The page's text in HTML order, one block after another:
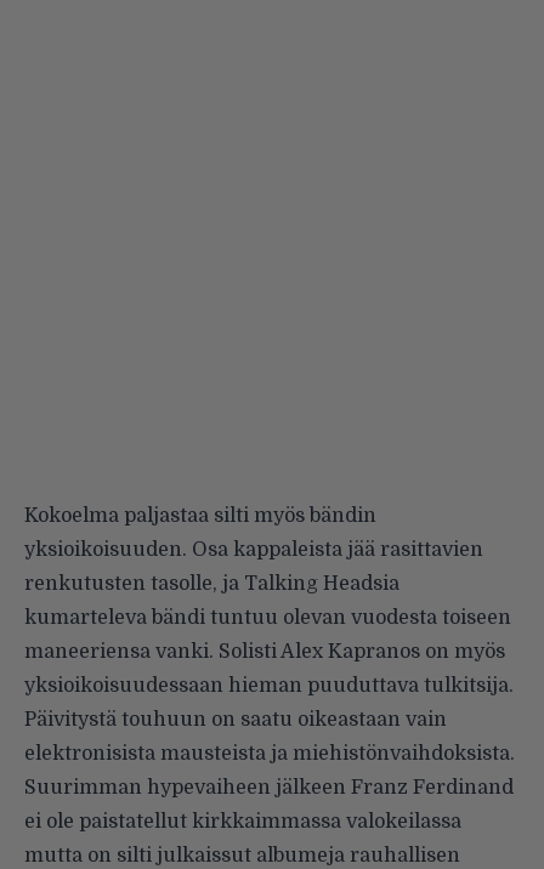
Kokoelma paljastaa silti myös bändin
yksioikoisuuden. Osa kappaleista jää rasittavien
renkutusten tasolle, ja Talking Headsia
kumarteleva bändi tuntuu olevan vuodesta toiseen
maneeriensa vanki. Solisti Alex Kapranos on myös
yksioikoisuudessaan hieman puuduttava tulkitsija.
Päivitystä touhuun on saatu oikeastaan vain
elektronisista mausteista ja miehistönvaihdoksista.
Suurimman hypevaiheen jälkeen Franz Ferdinand
ei ole paistatellut kirkkaimmassa valokeilassa
mutta on silti julkaissut albumeja rauhallisen